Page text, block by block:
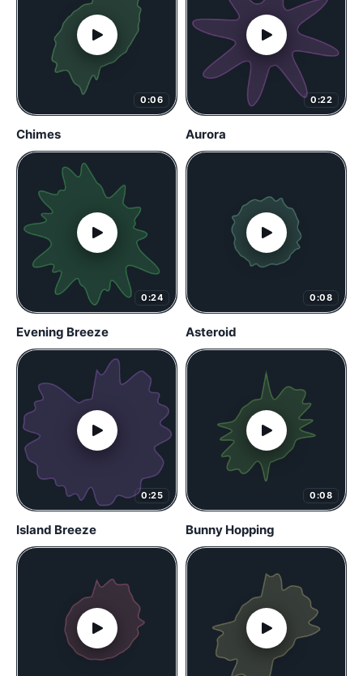
0:06
Chimes
0:22
Aurora
0:24
Evening Breeze
0:08
Asteroid
0:25
Island Breeze
0:08
Bunny Hopping